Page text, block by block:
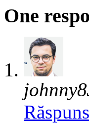
One
Răspuns